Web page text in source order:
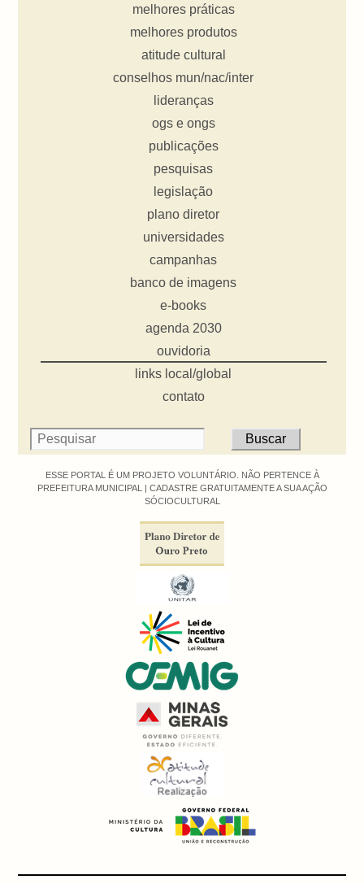
melhores práticas
melhores produtos
atitude cultural
conselhos mun/nac/inter
lideranças
ogs e ongs
publicações
pesquisas
legislação
plano diretor
universidades
campanhas
banco de imagens
e-books
agenda 2030
ouvidoria
links local/global
contato
ESSE PORTAL É UM PROJETO VOLUNTÁRIO. NÃO PERTENCE À
PREFEITURA MUNICIPAL | CADASTRE GRATUITAMENTE A SUA AÇÃO
SÓCIOCULTURAL